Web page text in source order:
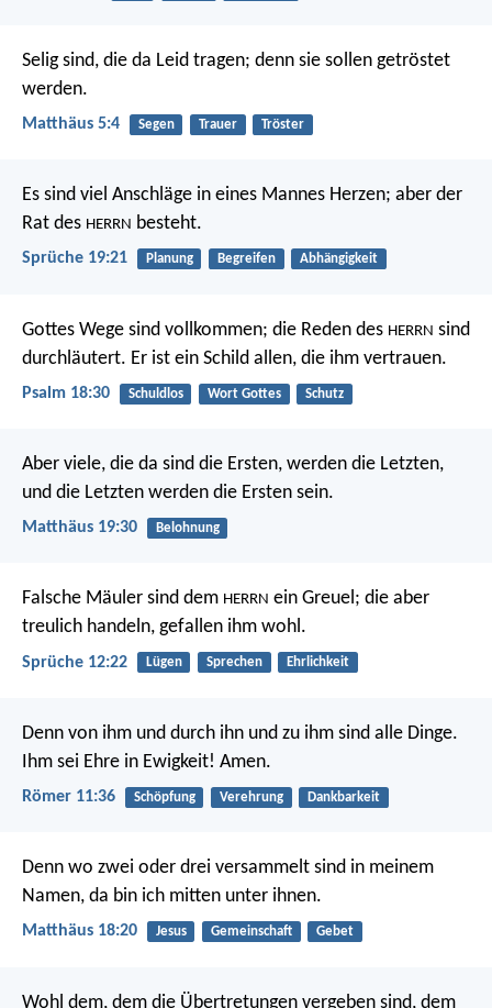
Selig sind, die da Leid tragen; denn sie sollen getröstet
werden.
Matthäus 5:4 Segen Trauer Tröster
Es sind viel Anschläge in eines Mannes Herzen; aber der
Rat des HERRN besteht.
Sprüche 19:21 Planung Begreifen Abhängigkeit
Gottes Wege sind vollkommen; die Reden des HERRN sind
durchläutert. Er ist ein Schild allen, die ihm vertrauen.
Psalm 18:30 Schuldlos Wort Gottes Schutz
Aber viele, die da sind die Ersten, werden die Letzten,
und die Letzten werden die Ersten sein.
Matthäus 19:30 Belohnung
Falsche Mäuler sind dem HERRN ein Greuel; die aber
treulich handeln, gefallen ihm wohl.
Sprüche 12:22 Lügen Sprechen Ehrlichkeit
Denn von ihm und durch ihn und zu ihm sind alle Dinge.
Ihm sei Ehre in Ewigkeit! Amen.
Römer 11:36 Schöpfung Verehrung Dankbarkeit
Denn wo zwei oder drei versammelt sind in meinem
Namen, da bin ich mitten unter ihnen.
Matthäus 18:20 Jesus Gemeinschaft Gebet
Wohl dem, dem die Übertretungen vergeben sind, dem